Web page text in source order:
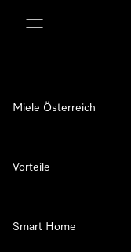
Miele Österreich
Vorteile
Smart Home